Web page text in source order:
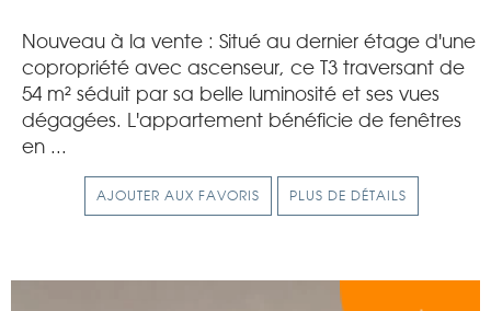
Nouveau à la vente : Situé au dernier étage d'une
copropriété avec ascenseur, ce T3 traversant de
54 m² séduit par sa belle luminosité et ses vues
dégagées. L'appartement bénéficie de fenêtres
en ...
AJOUTER AUX FAVORIS PLUS DE DÉTAILS